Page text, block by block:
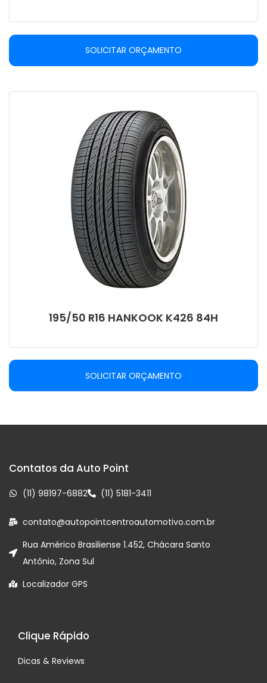
SOLICITAR ORÇAMENTO
195/50 R16 HANKOOK K426 84H
SOLICITAR ORÇAMENTO
Contatos da Auto Point
(11) 98197-6882 (11) 5181-3411
contato@autopointcentroautomotivo.com.br
Rua Américo Brasiliense 1.452, Chácara Santo
Antônio, Zona Sul
Localizador GPS
Clique Rápido
Dicas & Reviews